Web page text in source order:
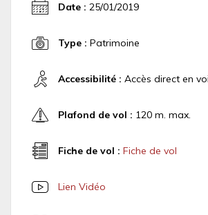
Date : 25/01/2019
Type : Patrimoine
Accessibilité : Accès direct en
Plafond de vol : 120 m. max.
Fiche de vol : Fiche de vol
Lien Vidéo